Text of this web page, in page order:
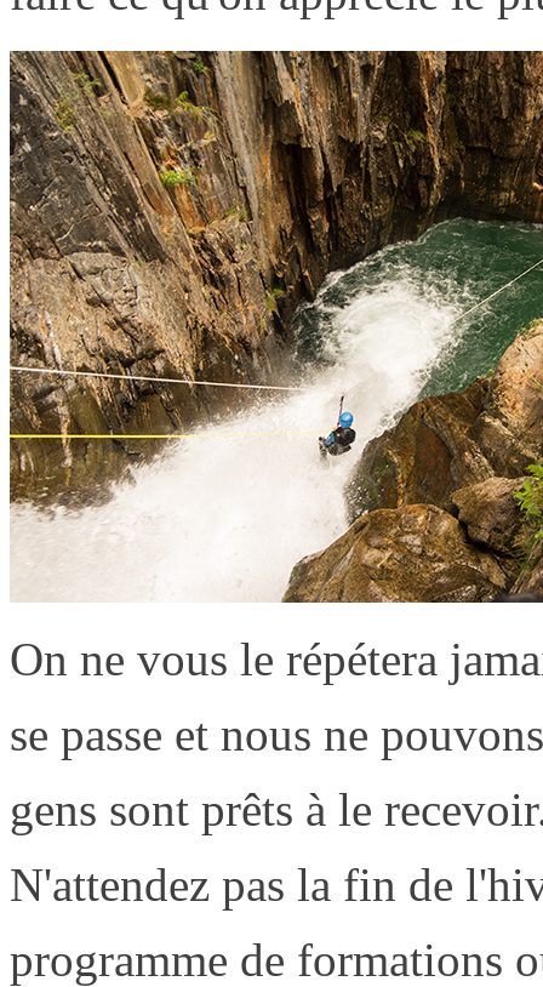
On ne vous le répétera
se passe et nous ne
gens sont prêts à le
N'attendez pas la fin de
programme de formations